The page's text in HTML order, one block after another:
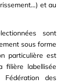
et au
sont
sous forme
particulière est
filière labellisée
des